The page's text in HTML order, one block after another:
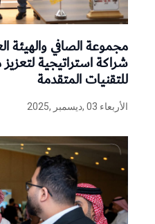
مجموعة الصافي والهيئة
شراكة استراتيجية
للتقنيات المتقدمة
الأربعاء 03 ,ديسمبر ,2025